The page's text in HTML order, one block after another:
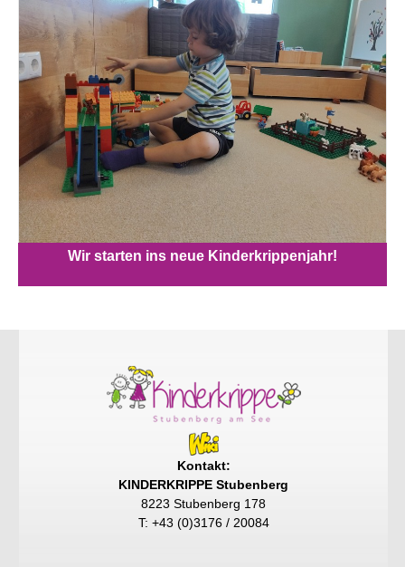
Wir starten ins neue Kinderkrippenjahr!
Kontakt:
KINDERKRIPPE Stubenberg
8223 Stubenberg 178
T: +43 (0)3176 / 20084